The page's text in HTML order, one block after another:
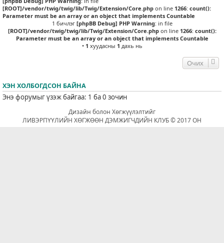
[ROOT]/vendor/twig/twig/lib/Twig/Extension/Core.php on line 1266: count():
Parameter must be an array or an object that implements Countable
1 бичлэг [phpBB Debug] PHP Warning: in file
[ROOT]/vendor/twig/twig/lib/Twig/Extension/Core.phpon line 1266: count():
Parameter must be an array or an object that implements Countable
• 1 хуудасны 1 дахь нь
Очих
ХЭН ХОЛБОГДСОН БАЙНА
Энэ форумыг үзэж байгаа: 1 ба 0 зочин
Дизайн болон Хөгжүүлэлтийг
ЛИВЭРПҮҮЛИЙН ХӨГЖӨӨН ДЭМЖИГЧДИЙН КЛУБ © 2017 ОН